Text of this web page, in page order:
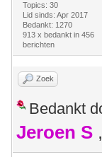
Topics: 30
Lid sinds: Apr 2017
Bedankt: 1270
913 x bedankt in 456
berichten
Zoek
Bedankt
Jeroen S ,